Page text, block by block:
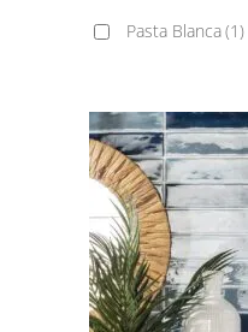
Pasta Blanca(1)